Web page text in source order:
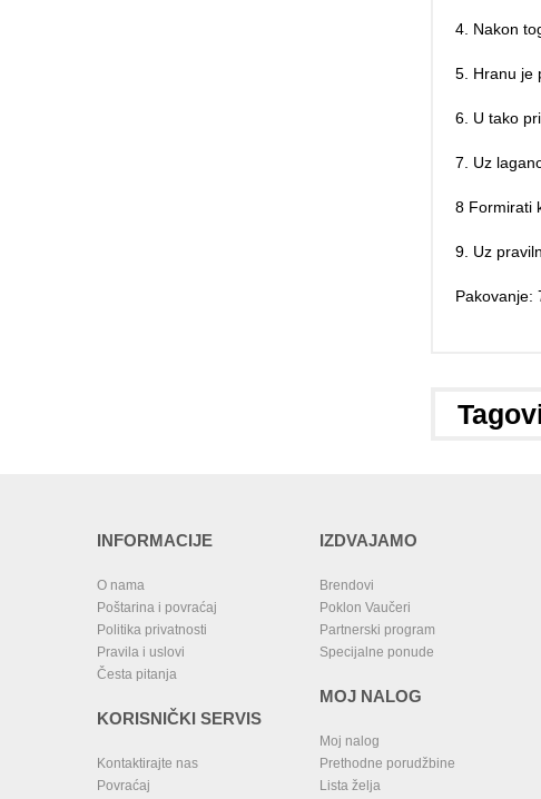
4. Nakon
5. Hranu je
6. U tako
7. Uz
8 Formirati
9. Uz
Pakovanje:
INFORMACIJE
O nama
Poštarina i povraćaj
Politika privatnosti
Pravila i uslovi
Česta pitanja
KORISNIČKI SERVIS
Kontaktirajte nas
Povraćaj
IZDVAJAMO
Brendovi
Poklon Vaučeri
Partnerski program
Specijalne ponude
MOJ NALOG
Moj nalog
Prethodne porudžbine
Lista želja